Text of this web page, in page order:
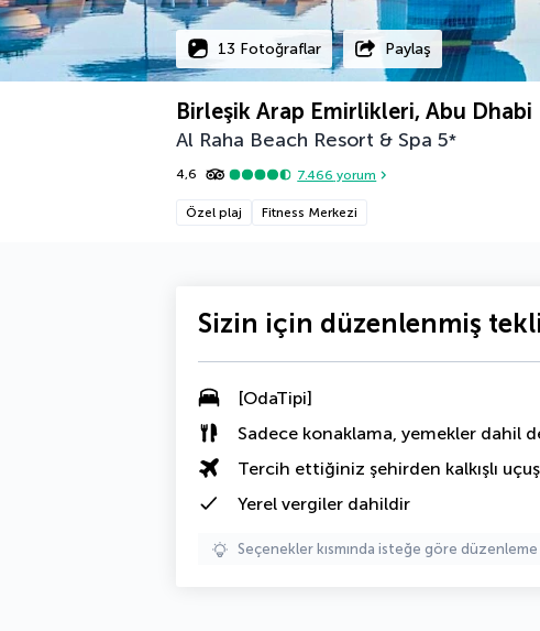
13 Fotoğraflar Paylaş
Birleşik Arap Emirlikleri, Abu Dhabi
Al Raha Beach Resort & Spa 5*
4,6 7.466 yorum
Özel plaj Fitness Merkezi
Sizin için düzenlenmiş
[OdaTipi]
Sadece konaklama, yemekler dahil
Tercih ettiğiniz şehirden kalkışlı
Yerel vergiler dahildir
Seçenekler kısmında isteğe göre